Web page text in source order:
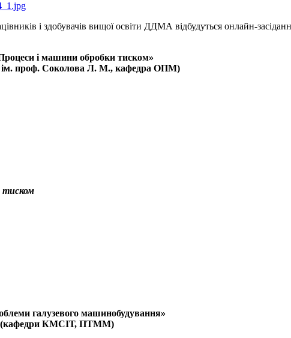
і здобувачів вищої освіти ДДМА відбудуться онлайн-
і машини обробки тиском»
проф. Соколова Л. М., кафедра ОПМ)
тиском
галузевого машинобудування»
(кафедри КМСІТ, ПТММ)